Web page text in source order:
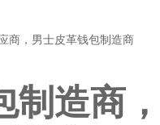
商，男士皮革钱包制造商
制造商